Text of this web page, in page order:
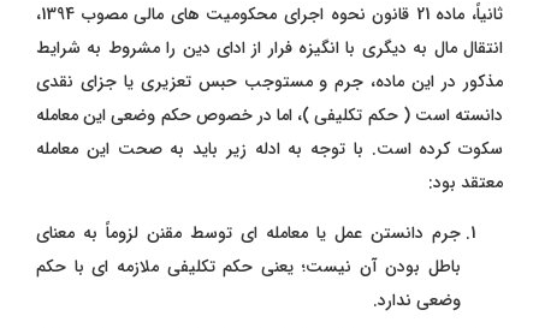
ثانیاً، ماده 21 قانون نحوه اجرای محکومیت‌ های مالی مصوب 1394،
انتقال مال به دیگری با انگیزه فرار از ادای دین را مشروط به شرایط
مذکور در این ماده، جرم و مستوجب حبس تعزیری یا جزای نقدی
دانسته است ( حکم تکلیفی )، اما در خصوص حکم وضعی این معامله
سکوت کرده است. با توجه به ادله زیر باید به صحت این معامله
معتقد بود:
جرم دانستن عمل یا معامله‌ ای توسط مقنن لزوماً به معنای
باطل بودن آن نیست؛ یعنی حکم تکلیفی ملازمه ‌ای با حکم
وضعی ندارد.